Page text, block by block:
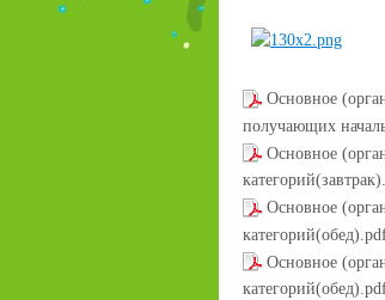
Основное
получающих
Основное
Основное
Основное